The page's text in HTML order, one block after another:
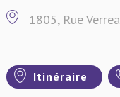
1805, Rue
Itinéraire